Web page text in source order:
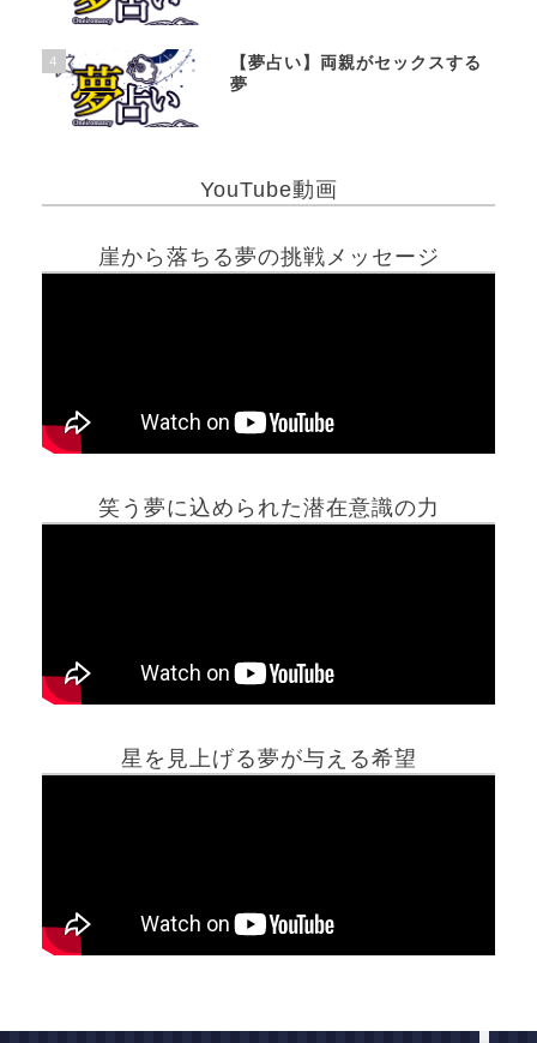
4
【夢占い】両親がセックスする
夢
YouTube動画
崖から落ちる夢の挑戦メッセージ
笑う夢に込められた潜在意識の力
星を見上げる夢が与える希望
ホーム
最新記事動画